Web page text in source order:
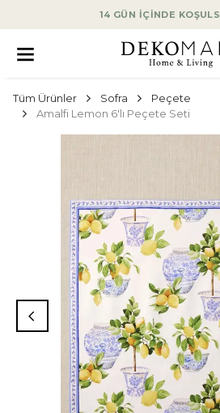
14 GÜN İÇİNDE
Tüm Ürünler Sofra
Peçete
Amalfi Lemon 6'lı Peçete Seti